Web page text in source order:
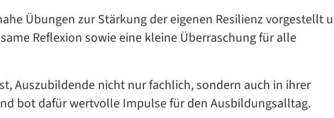
Übungen zur Stärkung der eigenen Resilienz vorgestellt
Reflexion sowie eine kleine Überraschung für alle
Auszubildende nicht nur fachlich, sondern auch in ihrer
bot dafür wertvolle Impulse für den Ausbildungsalltag.